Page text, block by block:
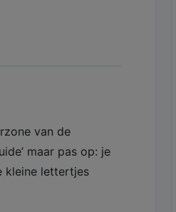
van de
maar pas op: je
kleine lettertjes